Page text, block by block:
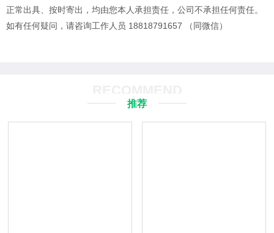
正常出具、按时寄出，均由您本人承担责任，公司不承担任何责任。
如有任何疑问，请咨询工作人员 18818791657 （同微信）
推荐